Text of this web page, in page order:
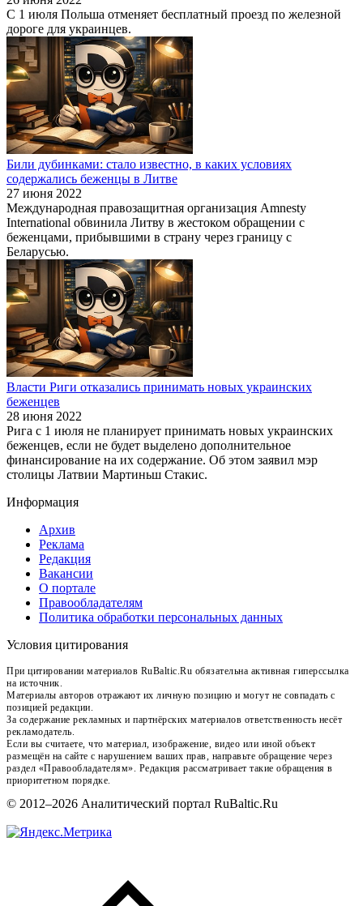
С 1 июля Польша отменяет бесплатный проезд по железной
дороге для украинцев.
Били дубинками: стало известно, в каких условиях
содержались беженцы в Литве
27 июня 2022
Международная правозащитная организация Amnesty
International обвинила Литву в жестоком обращении с
беженцами, прибывшими в страну через границу с
Беларусью.
Власти Риги отказались принимать новых украинских
беженцев
28 июня 2022
Рига с 1 июля не планирует принимать новых украинских
беженцев, если не будет выделено дополнительное
финансирование на их содержание. Об этом заявил мэр
столицы Латвии Мартиньш Стакис.
Информация
Архив
Реклама
Редакция
Вакансии
О портале
Правообладателям
Политика обработки персональных данных
Условия цитирования
При цитировании материалов RuBaltic.Ru обязательна активная гиперссылка
на источник.
Материалы авторов отражают их личную позицию и могут не совпадать с
позицией редакции.
За содержание рекламных и партнёрских материалов ответственность несёт
рекламодатель.
Если вы считаете, что материал, изображение, видео или иной объект
размещён на сайте с нарушением ваших прав, направьте обращение через
раздел «Правообладателям». Редакция рассматривает такие обращения в
приоритетном порядке.
© 2012–2026 Аналитический портал RuBaltic.Ru